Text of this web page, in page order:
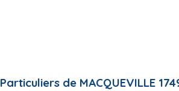
Particuliers de MACQUEVILLE